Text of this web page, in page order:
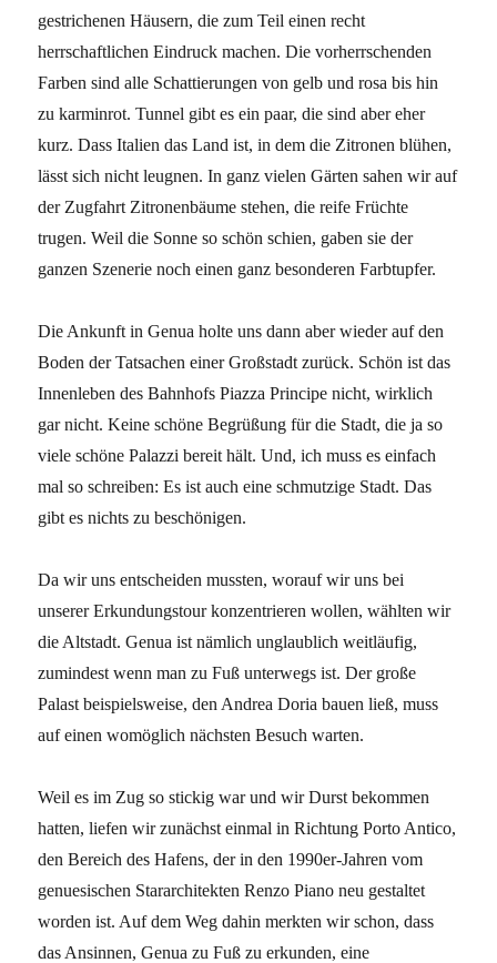
gestrichenen Häusern, die zum Teil einen recht
herrschaftlichen Eindruck machen. Die vorherrschenden
Farben sind alle Schattierungen von gelb und rosa bis hin
zu karminrot. Tunnel gibt es ein paar, die sind aber eher
kurz. Dass Italien das Land ist, in dem die Zitronen blühen,
lässt sich nicht leugnen. In ganz vielen Gärten sahen wir auf
der Zugfahrt Zitronenbäume stehen, die reife Früchte
trugen. Weil die Sonne so schön schien, gaben sie der
ganzen Szenerie noch einen ganz besonderen Farbtupfer.
Die Ankunft in Genua holte uns dann aber wieder auf den
Boden der Tatsachen einer Großstadt zurück. Schön ist das
Innenleben des Bahnhofs Piazza Principe nicht, wirklich
gar nicht. Keine schöne Begrüßung für die Stadt, die ja so
viele schöne Palazzi bereit hält. Und, ich muss es einfach
mal so schreiben: Es ist auch eine schmutzige Stadt. Das
gibt es nichts zu beschönigen.
Da wir uns entscheiden mussten, worauf wir uns bei
unserer Erkundungstour konzentrieren wollen, wählten wir
die Altstadt. Genua ist nämlich unglaublich weitläufig,
zumindest wenn man zu Fuß unterwegs ist. Der große
Palast beispielsweise, den Andrea Doria bauen ließ, muss
auf einen womöglich nächsten Besuch warten.
Weil es im Zug so stickig war und wir Durst bekommen
hatten, liefen wir zunächst einmal in Richtung Porto Antico,
den Bereich des Hafens, der in den 1990er-Jahren vom
genuesischen Stararchitekten Renzo Piano neu gestaltet
worden ist. Auf dem Weg dahin merkten wir schon, dass
das Ansinnen, Genua zu Fuß zu erkunden, eine